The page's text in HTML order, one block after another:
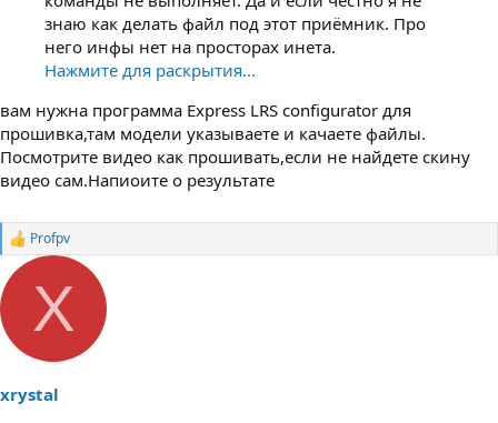
знаю как делать файл под этот приёмник. Про
него инфы нет на просторах инета.
Нажмите для раскрытия...
вам нужна программа Express LRS configurator для
прошивка,там модели указываете и качаете файлы.
Посмотрите видео как прошивать,если не найдете скину
видео сам.Напиоите о результате
Р
а
и
и
Profpv
X
xrystal